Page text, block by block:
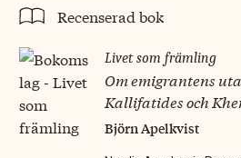
Recenserad bok
Livet som främling
Om emigrantens
Kallifatides och
Björn Apelkvist